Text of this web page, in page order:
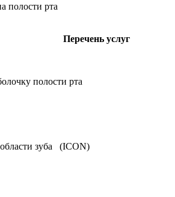
полости рта
Перечень услуг
полости рта
зуба (ICON)